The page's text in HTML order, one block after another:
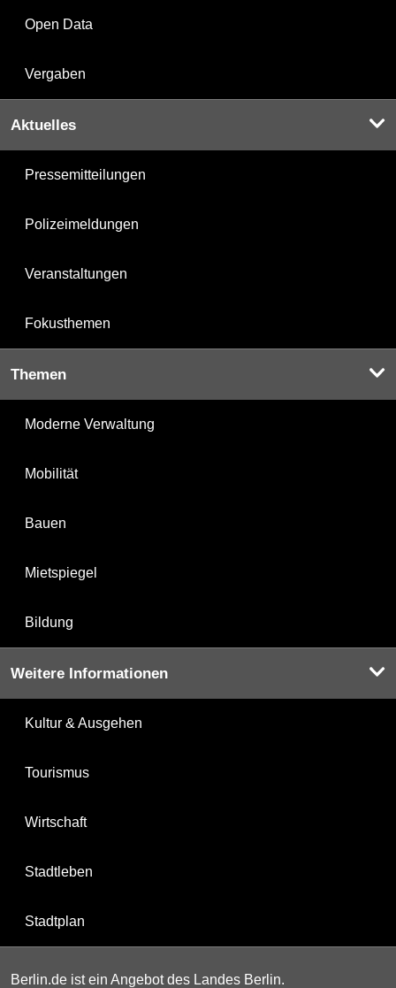
Open Data
Vergaben
Aktuelles
Pressemitteilungen
Polizeimeldungen
Veranstaltungen
Fokusthemen
Themen
Moderne Verwaltung
Mobilität
Bauen
Mietspiegel
Bildung
Weitere Informationen
Kultur & Ausgehen
Tourismus
Wirtschaft
Stadtleben
Stadtplan
Berlin.de ist ein Angebot des Landes Berlin.